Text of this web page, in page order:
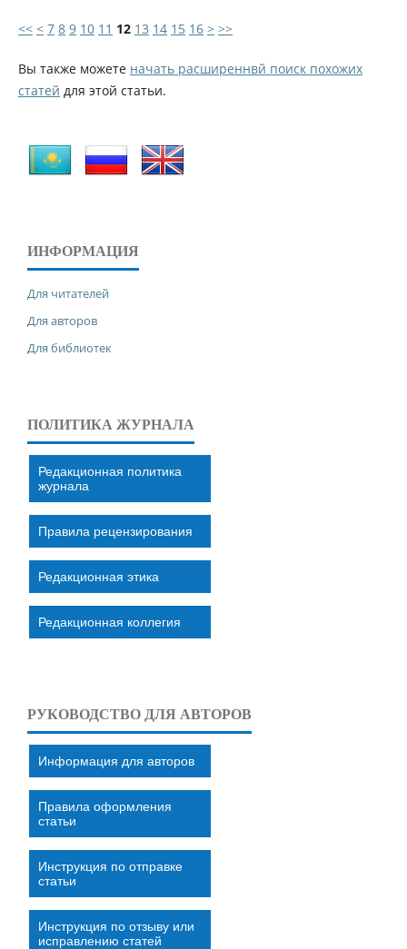
<< < 7 8 9 10 11 12 13 14 15 16 > >>
Вы также можете начать расширеннвй поиск похожих
статей для этой статьи.
ИНФОРМАЦИЯ
Для читателей
Для авторов
Для библиотек
ПОЛИТИКА ЖУРНАЛА
Редакционная политика
журнала
Правила рецензирования
Редакционная этика
Редакционная коллегия
РУКОВОДСТВО ДЛЯ АВТОРОВ
Информация для авторов
Правила оформления
статьи
Инструкция по отправке
статьи
Инструкция по отзыву или
исправлению статей